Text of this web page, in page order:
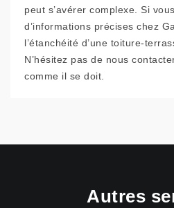
peut s’avérer complexe. Si
d’informations précises chez
l’étanchéité d’une toiture-
N’hésitez pas de nous
comme il se doit.
Autres